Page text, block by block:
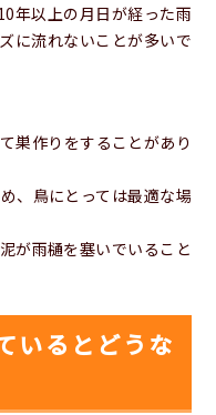
年以上の月日が経った雨
に流れないことが多いで
巣作りをすることがあり
、鳥にとっては最適な場
が雨樋を塞いでいること
いるとどうな